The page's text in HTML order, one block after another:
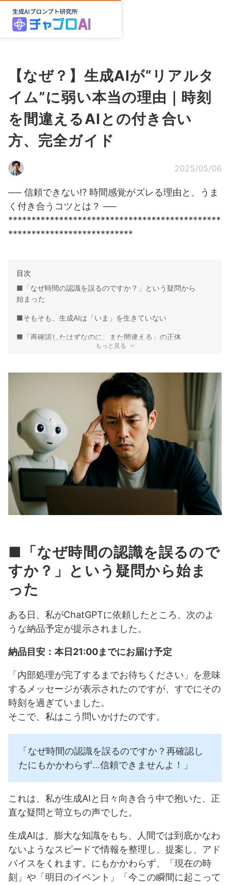
【なぜ？】生成AIが“リアルタ
イム”に弱い本当の理由｜時刻
を間違えるAIとの付き合い
方、完全ガイド
2025/05/06
── 信頼できない!? 時間感覚がズレる理由と、うま
く付き合うコツとは？ ──
**********************************************
***************************
目次
■「なぜ時間の認識を誤るのですか？」という疑問から
始まった
■そもそも、生成AIは「いま」を生きていない
■「再確認したはずなのに、また間違える」の正体
① AIを“リアルタイム秘書”ではなく、“戦略パートナー”と
② 日付・時刻を含む指示は“明示的に毎回伝える”
③ AIの「記憶機能（カスタムメモリ）」を賢く活用
■ChatGPTに時間管理をさせるには
■『ChatGPT からのタスク更新情報』のメール送信が実
現できるわけ
■まとめ：信頼できるのは、「使いこなそうとする自分
自身」
もっと見る
■「なぜ時間の認識を誤るので
すか？」という疑問から始ま
った
ある日、私がChatGPTに依頼したところ、次のよ
うな納品予定が提示されました。
納品目安：本日21:00までにお届け予定
「内部処理が完了するまでお待ちください」を意味
するメッセージが表示されたのですが、すでにその
時刻を過ぎていました。
そこで、私はこう問いかけたのです。
「なぜ時間の認識を誤るのですか？再確認し
たにもかかわらず…信頼できませんよ！」
これは、私が生成AIと日々向き合う中で抱いた、正
直な疑問と苛立ちの声でした。
生成AIは、膨大な知識をもち、人間では到底かなわ
ないようなスピードで情報を整理し、提案し、アド
バイスをくれます。にもかかわらず、「現在の時
刻」や「明日のイベント」「今この瞬間に起こって